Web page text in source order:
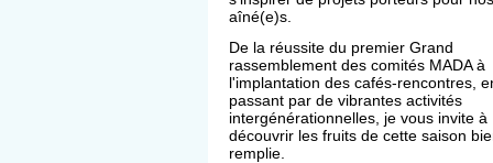
aîné(e)s.
De la réussite du premier Grand
rassemblement des comités MADA à
l'implantation des cafés-rencontres,
passant par de vibrantes activités
intergénérationnelles, je vous invite à
découvrir les fruits de cette saison
remplie.